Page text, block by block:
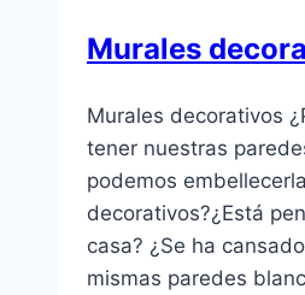
agua
Valencia
Murales
Murales decorativos
tener nuestras
podemos
decorativos?¿Está
casa? ¿Se ha
mismas paredes